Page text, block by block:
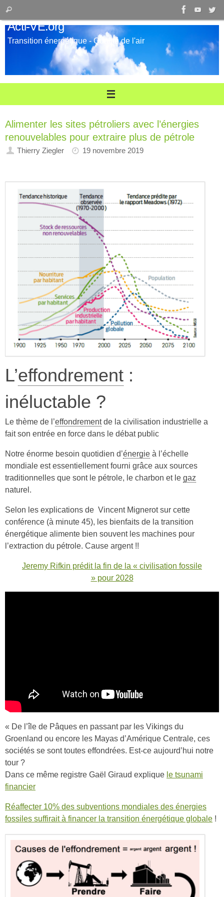
Passer
au
contenu
pour
:
Rechercher
Acti-VE.org
Transition énergétique - Qualité de l'air
Alimenter les sites pétroliers avec l’énergies
renouvelables pour extraire plus de pétrole
Thierry Ziegler 19 novembre 2019
L’effondrement :
inéluctable ?
Le thème de l’effondrementde la civilisation industrielle a
fait son entrée en force dans le débat public
Notre énorme besoin quotidien d’énergie à l’échelle
mondiale est essentiellement fourni grâce aux sources
traditionnelles que sont le pétrole, le charbon et le gaz
naturel.
Selon les explications de Vincent Mignerot sur cette
conférence (à minute 45), les bienfaits de la transition
énergétique alimente bien souvent les machines pour
l’extraction du pétrole. Cause argent !!
Jeremy Rifkin prédit la fin de la « civilisation fossile
» pour 2028
« De l’île de Pâques en passant par les Vikings du
Groenland ou encore les Mayas d’Amérique Centrale, ces
sociétés se sont toutes effondrées. Est-ce aujourd’hui notre
tour ?
Dans ce même registre Gaël Giraud explique le tsunami
financier
Réaffecter 10% des subventions mondiales des énergies
fossiles suffirait à financer la transition énergétique globale !